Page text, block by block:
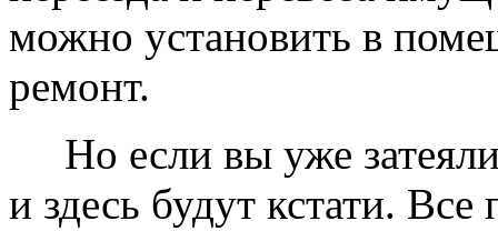
можно установить в
ремонт.
Но если вы уже
и здесь будут кстати.